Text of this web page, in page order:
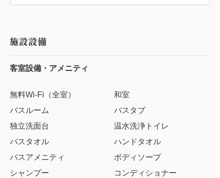
施設設備
客室設備・アメニティ
無料Wi-Fi（全室）
和室
バスルーム
バスタブ
独立洗面台
温水洗浄トイレ
バスタオル
ハンドタオル
バスアメニティ
ボディソープ
シャンプー
コンディショナー